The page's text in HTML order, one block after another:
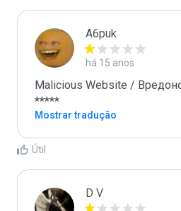
A6puk
há 15 anos
Malicious Website /
*****
Mostrar tradução
Útil
D V